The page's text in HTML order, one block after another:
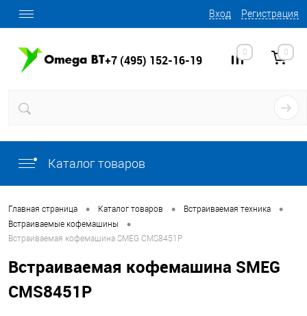
Вход Регистрация
+7 (495) 152-16-19
0 0
Каталог товаров
Главная страница • Каталог товаров • Встраиваемая техника •
Встраиваемые кофемашины •
Встраиваемая кофемашина SMEG CMS8451P
Встраиваемая кофемашина SMEG
CMS8451P